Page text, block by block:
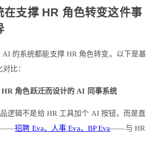
在支撑 HR 角色转变这件事
AI 的系统都能支撑 HR 角色转变。以下是基
比：
HR 角色跃迁而设计的 AI 同事系统
逻辑不是给 HR 工具加个 AI 按钮，而是直
——招聘 Eva、人事 Eva、BP Eva——与 HR